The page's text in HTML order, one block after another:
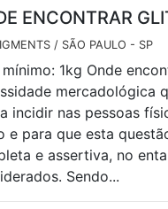
ENCONTRAR
/ SÃO PAULO - SP
1kg Onde
mercadológica
incidir nas pessoas
e para que esta
e assertiva, no
Sendo...